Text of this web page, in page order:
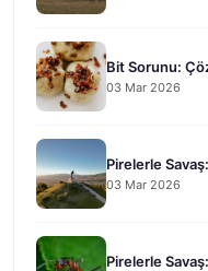
Bit Sorunu:
03 Mar 2026
Pirelerle
03 Mar 2026
Pirelerle